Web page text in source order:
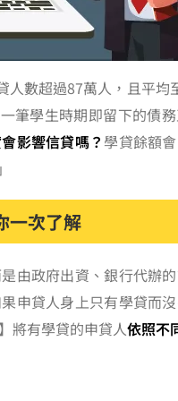
人數超過87萬人，且平均
筆學生時期即留下的債
影響信貸嗎？ 學貸餘額
一次了解
由政府出資、銀行代辦
申貸人身上只有學貸而
將有學貸的申貸人依照不